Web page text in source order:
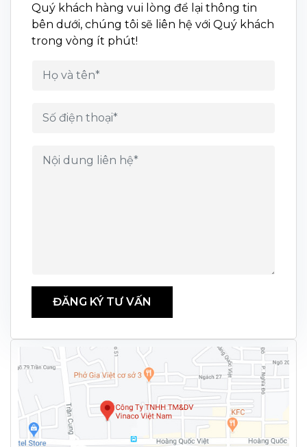
Quý khách hàng vui lòng để lại thông tin
bên dưới, chúng tôi sẽ liên hệ với Quý khách
trong vòng ít phút!
ĐĂNG KÝ TƯ VẤN